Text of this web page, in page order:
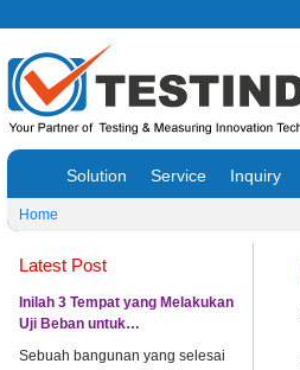
Solution Service Inquiry
Home
Latest Post
Inilah 3 Tempat yang Melakukan
Uji Beban untuk…
Sebuah bangunan yang selesai